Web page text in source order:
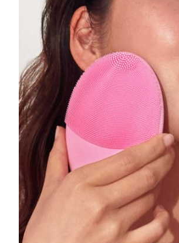
PEACH™ 2 go
Travel-friendly IPL hair
PEACH™ Cooling
Cooling IPL hair
Firming body serum
ESPADA™ 2
Acne treatment device
ESPADA™
Concentrated acne gel
ESPADA™ 设备
All acne treatment
IRIS™ 2
Rejuvenating eye
眼部护肤
Advanced eye care
眼部护理设备
All revitalizing eye
毛孔护理
KIWI™ derma
Diamond
KIWI™
Blackhead remover
KIWI™ 皮肤护理
Advanced pore care
LUNA™ 4 hair
2-in-1 LED scalp massager
FLIP™ play
LED light hairbrush
LUNA™ Dual-
Serum
For healthy hair
牙齿美白
NEW
issa™ Teeth
Dual LED + sonic device
issa™ Teeth
18% PAP
更多的
护肤品 男士
中国香港特别行政区
匈牙利
冰岛 预计送
印度尼西亚 预计送
爱尔兰 预计送
马恩岛 预计
以色列 预计送
意大利 预计送
日本 预计送